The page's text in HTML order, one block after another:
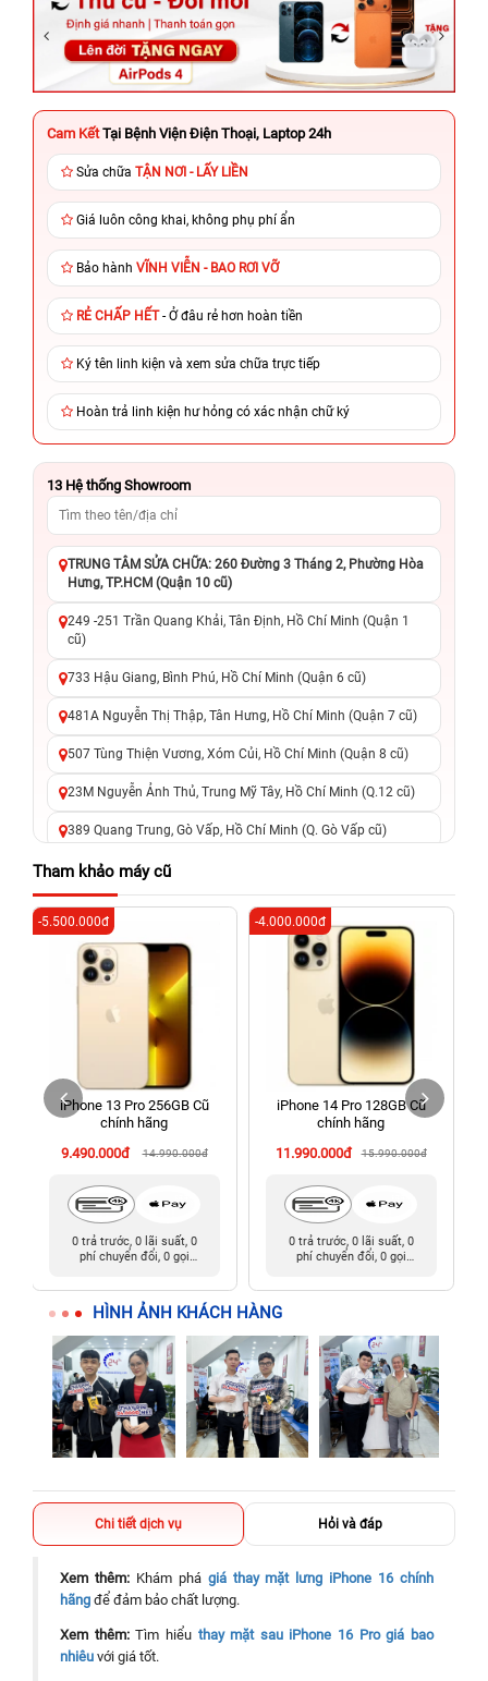
Cam Kết Tại Bệnh Viện Điện Thoại, Laptop 24h
Sửa chữa TẬN NƠI - LẤY LIỀN
Giá luôn công khai, không phụ phí ẩn
Bảo hành VĨNH VIỄN - BAO RƠI VỠ
RẺ CHẤP HẾT- Ở đâu rẻ hơn hoàn tiền
Ký tên linh kiện và xem sửa chữa trực tiếp
Hoàn trả linh kiện hư hỏng có xác nhận chữ ký
13 Hệ thống Showroom
TRUNG TÂM SỬA CHỮA: 260 Đường 3 Tháng 2, Phường Hòa
Hưng, TP.HCM (Quận 10 cũ)
249 -251 Trần Quang Khải, Tân Định, Hồ Chí Minh (Quận 1
cũ)
733 Hậu Giang, Bình Phú, Hồ Chí Minh (Quận 6 cũ)
481A Nguyễn Thị Thập, Tân Hưng, Hồ Chí Minh (Quận 7 cũ)
507 Tùng Thiện Vương, Xóm Củi, Hồ Chí Minh (Quận 8 cũ)
23M Nguyễn Ảnh Thủ, Trung Mỹ Tây, Hồ Chí Minh (Q.12 cũ)
389 Quang Trung, Gò Vấp, Hồ Chí Minh (Q. Gò Vấp cũ)
625 - 625A Âu Cơ, Tân Phú, Hồ Chí Minh (Quận Tân Phú cũ)
326 Lê Văn Việt, Tăng Nhơn Phú, Hồ Chí Minh (Q.9 TP. Thủ
Đức cũ)
256 Võ Văn Ngân, Thủ Đức, Hồ Chí Minh (Bình Thọ, TP. Thủ
Đức Cũ)
70 Nguyễn An Ninh, Dĩ An, Hồ Chí Minh (Bình Dương Cũ)
24h Vũng Tàu: 162A Ba Cu, Vũng Tàu, Hồ Chí Minh (TP. Vũng
Tàu cũ)
198 Hoàng Văn Thụ, Tân Sơn Nhất, Hồ Chí Minh (Tân Bình
Tham khảo máy cũ
iPhone 13 Pro 256GB Cũ
chính hãng
9.490.000đ
14.990.000đ
-5.500.000đ
0 trả trước, 0 lãi suất, 0
phí chuyển đổi, 0 gọi
iPhone 14 Pro 128GB Cũ
chính hãng
11.990.000đ
15.990.000đ
-4.000.000đ
0 trả trước, 0 lãi suất, 0
phí chuyển đổi, 0 gọi
HÌNH ẢNH KHÁCH HÀNG
Chi tiết dịch vụ Hỏi và đáp
Xem thêm:Khám phá giá thay mặt lưng iPhone 16 chính
hãng để đảm bảo chất lượng.
Xem thêm:Tìm hiểu thay mặt sau iPhone 16 Pro giá bao
nhiêu với giá tốt.